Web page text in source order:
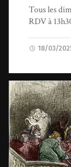
Tous les
RDV à
18/03/